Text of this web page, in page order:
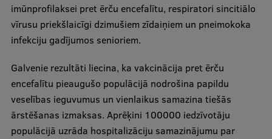
Doctoral School
Services & Main Fields of Research
Research Services
Research Projects
Research Breakfast
imūnprofilaksei pret ērču encefalītu, respiratori sincitiālo
vīrusu priekšlaicīgi dzimušiem zīdaiņiem un pneimokoka
infekciju gadījumos senioriem.
Galvenie rezultāti liecina, ka vakcinācija pret ērču
encefalītu pieaugušo populācijā nodrošina papildu
veselības ieguvumus un vienlaikus samazina tiešās
ārstēšanas izmaksas. Aprēķini 100000 iedzīvotāju
populācijā uzrāda hospitalizāciju samazinājumu par